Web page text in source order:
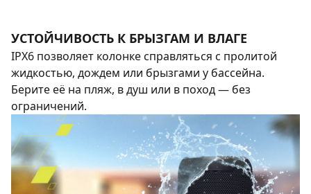
УСТОЙЧИВОСТЬ К БРЫЗГАМ И ВЛАГЕ
IPX6 позволяет колонке справляться с пролитой
жидкостью, дождем или брызгами у бассейна.
Берите её на пляж, в душ или в поход — без
ограничений.